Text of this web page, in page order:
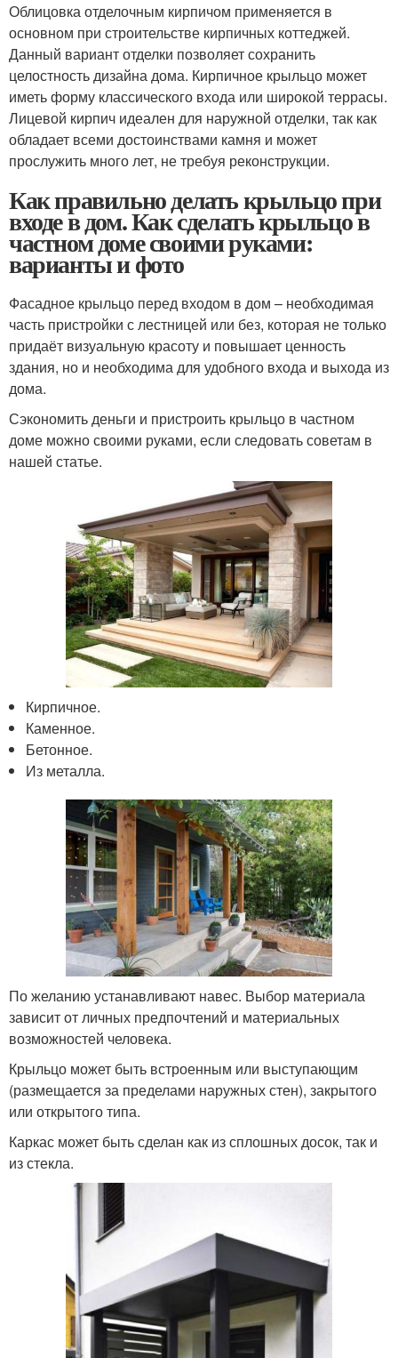
Облицовка отделочным кирпичом применяется в
основном при строительстве кирпичных коттеджей.
Данный вариант отделки позволяет сохранить
целостность дизайна дома. Кирпичное крыльцо может
иметь форму классического входа или широкой террасы.
Лицевой кирпич идеален для наружной отделки, так как
обладает всеми достоинствами камня и может
прослужить много лет, не требуя реконструкции.
Как правильно делать крыльцо при
входе в дом. Как сделать крыльцо в
частном доме своими руками:
варианты и фото
Фасадное крыльцо перед входом в дом – необходимая
часть пристройки с лестницей или без, которая не только
придаёт визуальную красоту и повышает ценность
здания, но и необходима для удобного входа и выхода из
дома.
Сэкономить деньги и пристроить крыльцо в частном
доме можно своими руками, если следовать советам в
нашей статье.
Кирпичное.
Каменное.
Бетонное.
Из металла.
По желанию устанавливают навес. Выбор материала
зависит от личных предпочтений и материальных
возможностей человека.
Крыльцо может быть встроенным или выступающим
(размещается за пределами наружных стен), закрытого
или открытого типа.
Каркас может быть сделан как из сплошных досок, так и
из стекла.